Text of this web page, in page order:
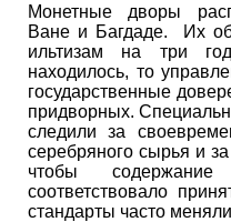
Монетные дворы
Ване и Багдаде. Их
ильтизам на три
находилось, то
государственные
придворных.
следили за
серебряного сырья и
чтобы содержание
соответствовало
стандарты часто